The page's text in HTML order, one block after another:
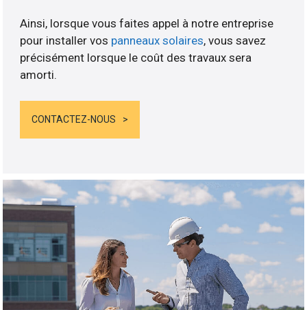
Ainsi, lorsque vous faites appel à notre entreprise
pour installer vos panneaux solaires, vous savez
précisément lorsque le coût des travaux sera
amorti.
CONTACTEZ-NOUS